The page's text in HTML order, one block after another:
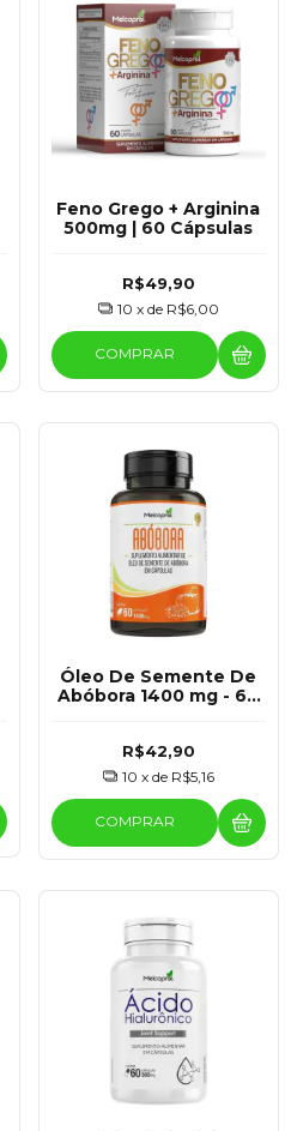
Feno Grego + Arginina
500mg | 60 Cápsulas
R$49,90
10 x de R$6,00
COMPRAR
Óleo De Semente De
Abóbora 1400 mg - 60
R$42,90
10 x de R$5,16
COMPRAR